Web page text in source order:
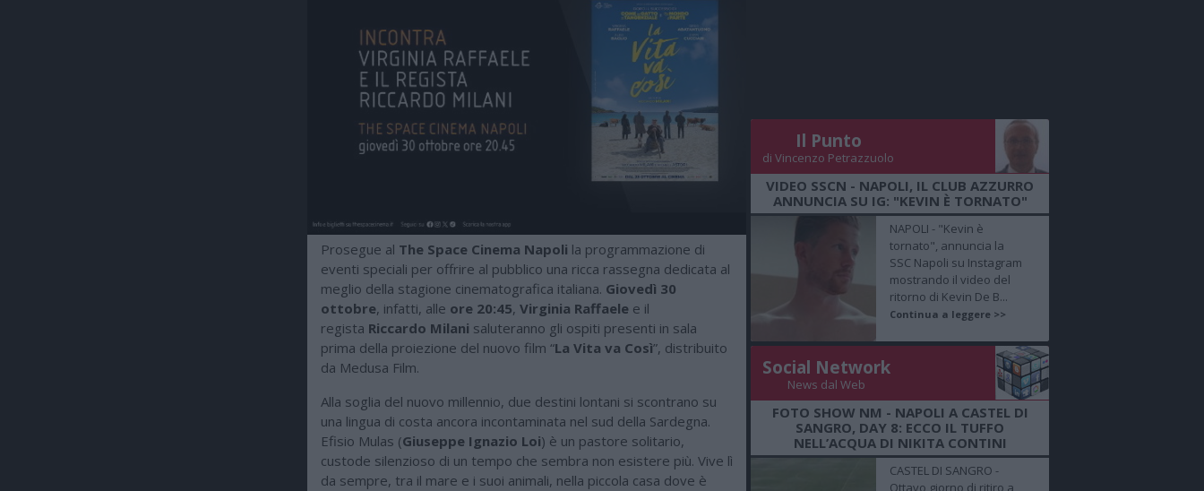
Prosegue al The Space Cinema Napoli la programmazione di
eventi speciali per offrire al pubblico una ricca rassegna dedicata al
meglio della stagione cinematografica italiana. Giovedì 30
ottobre, infatti, alle ore 20:45, Virginia Raffaele e il
regista Riccardo Milani saluteranno gli ospiti presenti in sala
prima della proiezione del nuovo film “La Vita va Così”, distribuito
da Medusa Film.
Alla soglia del nuovo millennio, due destini lontani si scontrano su
una lingua di costa ancora incontaminata nel sud della Sardegna.
Efisio Mulas (Giuseppe Ignazio Loi) è un pastore solitario,
custode silenzioso di un tempo che sembra non esistere più. Vive lì
da sempre, tra il mare e i suoi animali, nella piccola casa dove è
Il Punto
di Vincenzo Petrazzuolo
VIDEO SSCN - NAPOLI, IL CLUB AZZURRO
ANNUNCIA SU IG: "KEVIN È TORNATO"
NAPOLI - "Kevin è
tornato", annuncia la
SSC Napoli su Instagram
mostrando il video del
ritorno di Kevin De B...
Continua a leggere >>
Social Network
News dal Web
FOTO SHOW NM - NAPOLI A CASTEL DI
SANGRO, DAY 8: ECCO IL TUFFO
NELL’ACQUA DI NIKITA CONTINI
CASTEL DI SANGRO -
Ottavo giorno di ritiro a